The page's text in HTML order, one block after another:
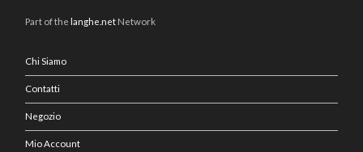
Part of thelanghe.net Network
Chi Siamo
Contatti
Negozio
Mio Account